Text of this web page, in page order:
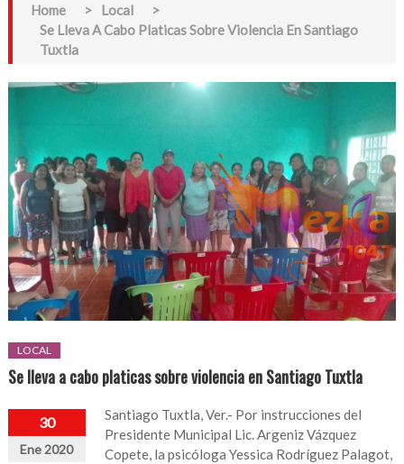
Home > Local
>
Se Lleva A Cabo Platicas Sobre Violencia En Santiago
Tuxtla
LOCAL
Se lleva a cabo platicas sobre violencia en Santiago Tuxtla
30
Ene 2020
Santiago Tuxtla, Ver.- Por instrucciones del
Presidente Municipal Lic. Argeniz Vázquez
Copete, la psicóloga Yessica Rodríguez Palagot,